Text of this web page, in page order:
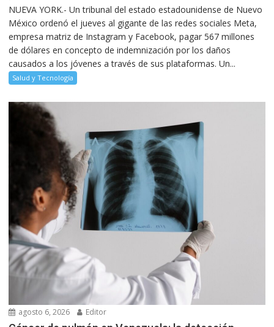
NUEVA YORK.- Un tribunal del estado estadounidense de Nuevo
México ordenó el jueves al gigante de las redes sociales Meta,
empresa matriz de Instagram y Facebook, pagar 567 millones
de dólares en concepto de indemnización por los daños
causados a los jóvenes a través de sus plataformas. Un...
Salud y Tecnología
agosto 6, 2026 Editor